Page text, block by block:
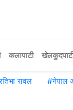
कलापाटी
रावल #नेपाल